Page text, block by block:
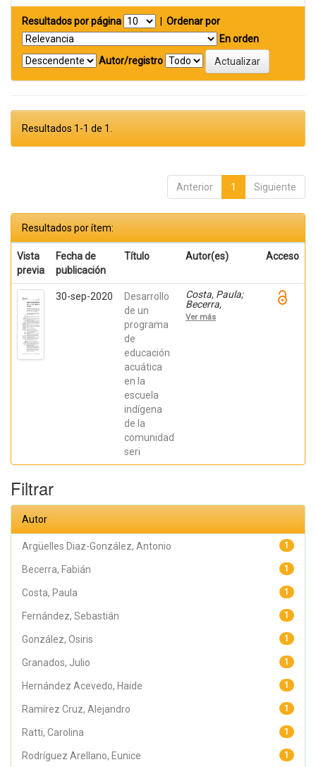
Resultados por página
Ordenar por
En orden
Autor/registro
Resultados 1-1 de 1.
Anterior 1 Siguiente
Resultados por ítem:
Vista
previa
Fecha de
publicación
Título Autor(es) Acceso
30-sep-2020
Desarrollo
de un
programa
de
educación
acuática
en la
escuela
indígena
de la
comunidad
seri
Costa, Paula;
Becerra,
Viviana;
Becerra,
Ramírez Cruz,
Granados,
Ver más
Filtrar
Autor
1
Argüelles Diaz-González, Antonio
1
Becerra, Fabián
1
Costa, Paula
1
Fernández, Sebastián
1
González, Osiris
1
Granados, Julio
1
Hernández Acevedo, Haide
1
Ramírez Cruz, Alejandro
1
Ratti, Carolina
1
Rodríguez Arellano, Eunice